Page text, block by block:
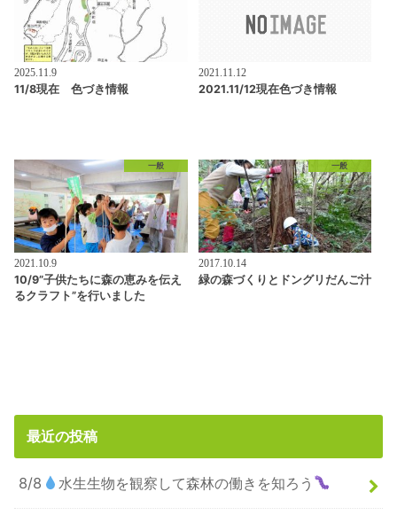
2025.11.9
11/8現在 色づき情報
2021.11.12
2021.11/12現在色づき情報
一般
2021.10.9
10/9”子供たちに森の恵みを伝え
るクラフト”を行いました
一般
2017.10.14
緑の森づくりとドングリだんご汁
最近の投稿
8/8 水生生物を観察して森林の働きを知ろう